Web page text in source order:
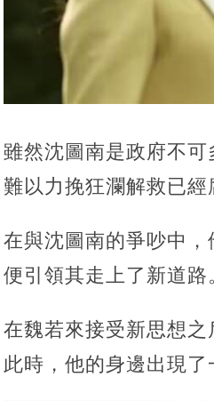
雖然沈圖南是政府不
難以力挽狂瀾解救已經
在與沈圖南的爭吵中
便引領其走上了新道路
在魏若來接受新思想之
此時，他的身邊出現